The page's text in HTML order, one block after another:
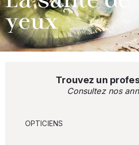
yeux
Trouvez un
Consultez nos
OPTICIENS